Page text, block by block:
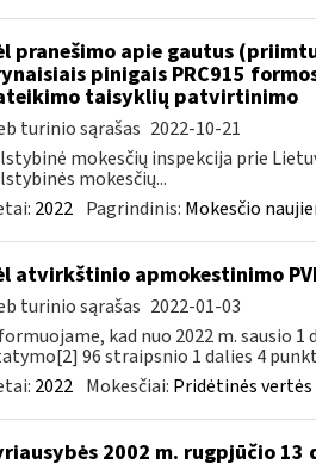
pranešimo apie gautus
pinigais PRC915
taisyklių patvirtinimo
turinio sąrašas 2022-10-21
mokesčių inspekcija prie
mokesčių...
2022 Pagrindinis: Mokesčio
atvirkštinio apmokestinimo
turinio sąrašas 2022-01-03
kad nuo 2022 m. sausio
96 straipsnio 1 dalies 4
2022 Mokesčiai: Pridėtinės
2002 m. rugpjūčio 13